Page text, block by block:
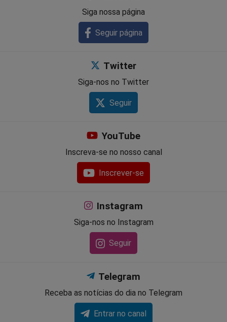
Siga nossa página
Seguir página
Twitter
Siga-nos no Twitter
Seguir
YouTube
Inscreva-se no nosso canal
Inscrever-se
Instagram
Siga-nos no Instagram
Seguir
Telegram
Receba as notícias do dia no Telegram
Entrar no canal